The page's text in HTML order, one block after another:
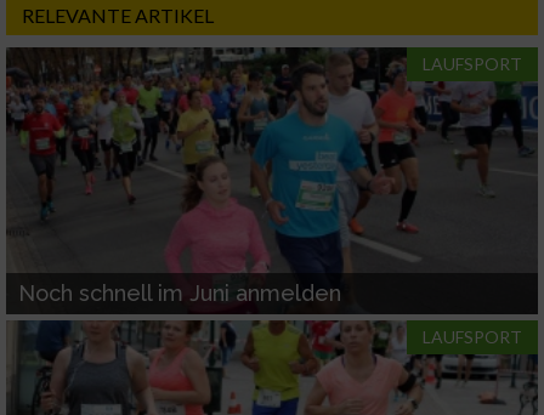
RELEVANTE ARTIKEL
LAUFSPORT
Noch schnell im Juni anmelden
LAUFSPORT
Informationen identifizieren
Nicht-IAB-Verarbeitungszwecke:
Notwendig
Performance
Werbung